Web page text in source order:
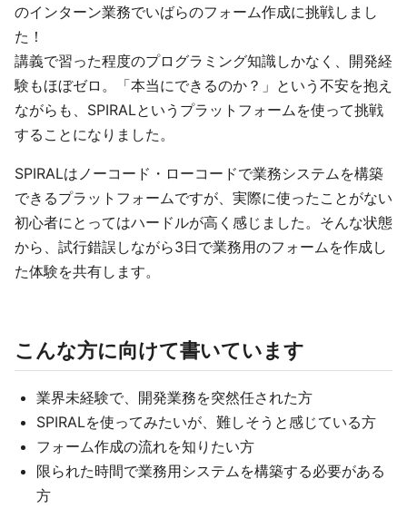
のインターン業務でいばらのフォーム作成に挑戦しまし
た！
講義で習った程度のプログラミング知識しかなく、開発経
験もほぼゼロ。「本当にできるのか？」という不安を抱え
ながらも、SPIRALというプラットフォームを使って挑戦
することになりました。
SPIRALはノーコード・ローコードで業務システムを構築
できるプラットフォームですが、実際に使ったことがない
初心者にとってはハードルが高く感じました。そんな状態
から、試行錯誤しながら3日で業務用のフォームを作成し
た体験を共有します。
こんな方に向けて書いています
業界未経験で、開発業務を突然任された方
SPIRALを使ってみたいが、難しそうと感じている方
フォーム作成の流れを知りたい方
限られた時間で業務用システムを構築する必要がある
方